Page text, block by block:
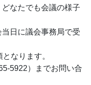
なたでも会議の様子
日に議会事務局で受
なります。
5922）までお問い合